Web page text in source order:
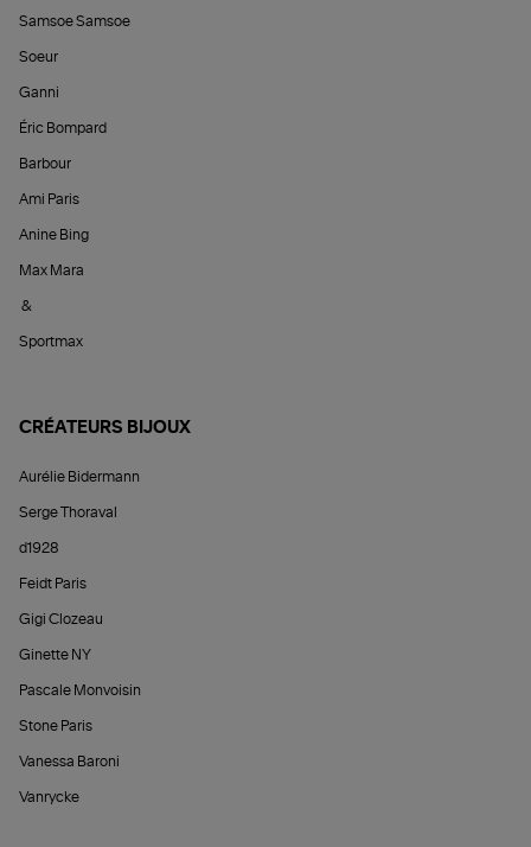
Samsoe Samsoe
Soeur
Ganni
Éric Bompard
Barbour
Ami Paris
Anine Bing
Max Mara
&
Sportmax
CRÉATEURS BIJOUX
Aurélie Bidermann
Serge Thoraval
d1928
Feidt Paris
Gigi Clozeau
Ginette NY
Pascale Monvoisin
Stone Paris
Vanessa Baroni
Vanrycke